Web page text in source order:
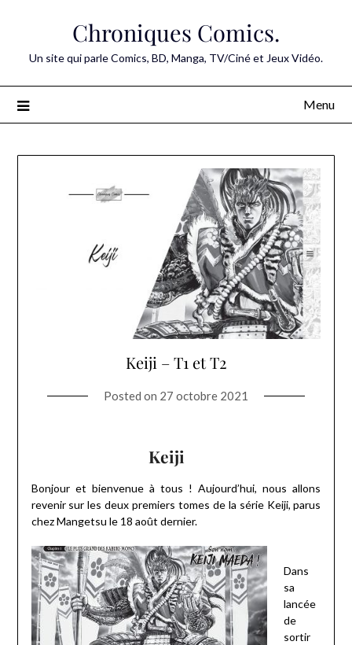
Chroniques Comics.
Un site qui parle Comics, BD, Manga, TV/Ciné et Jeux Vidéo.
Menu
Keiji – T1 et T2
Posted on 27 octobre 2021
Keiji
Bonjour et bienvenue à tous ! Aujourd’hui, nous allons
revenir sur les deux premiers tomes de la série Keiji, parus
chez Mangetsu le 18 août dernier.
Dans
sa
lancée
de
sortir